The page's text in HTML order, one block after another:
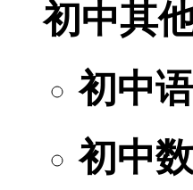
初中其
初中
初中